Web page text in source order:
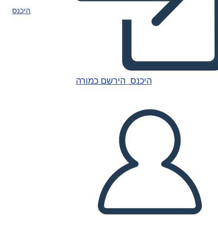
היכנס
היכנס הירשם כמורה